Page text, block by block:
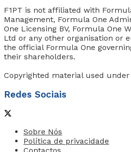
F1PT is not affiliated with
Management, Formula One
One Licensing BV, Formula One
Ltd or any other organisation or
the official Formula One
their shareholders.
Copyrighted material used
Redes Sociais
Sobre Nós
Política de privacidade
Contactos